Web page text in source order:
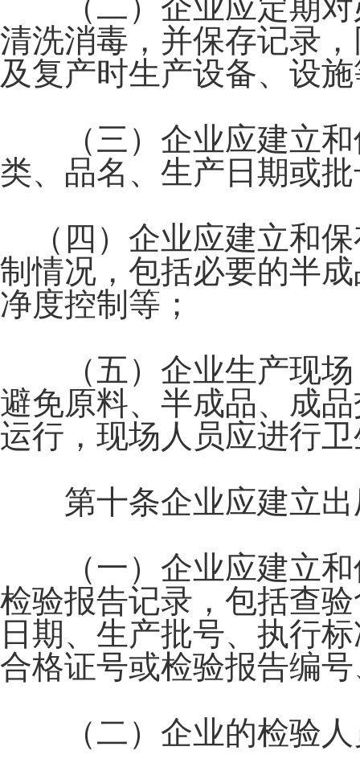
（二）企业应定期对
清洗消毒，并保存记录
及复产时生产设备、设
（三）企业应建立和
类、品名、生产日期或
（四）企业应建立和保
制情况，包括必要的半
净度控制等；
（五）企业生产现场
避免原料、半成品、成
运行，现场人员应进行
第十条企业应建立出
（一）企业应建立和
检验报告记录，包括查
日期、生产批号、执行
合格证号或检验报告编
（二）企业的检验人